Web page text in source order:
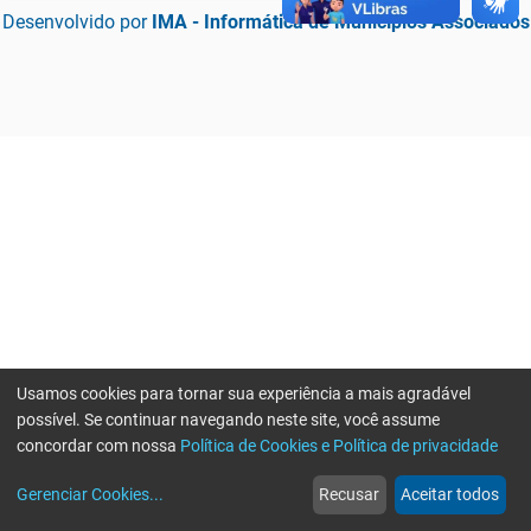
Desenvolvido por IMA - Informática de Municípios Associados
web
Notícias
more_horiz
Mais
Usamos cookies para tornar sua experiência a mais agradável
possível. Se continuar navegando neste site, você assume
concordar com nossa Política de Cookies e Política de privacidade
Gerenciar Cookies... Recusar Aceitar todos
Erro ao enviar informações, por favor tente novamente